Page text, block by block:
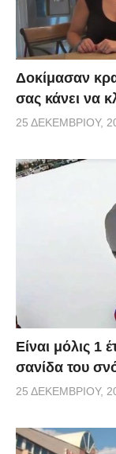
Δοκίμασαν
σας κάνει να
25 ΔΕΚΕΜΒΡΊΟΥ,
Είναι μόλις 1
σανίδα του
25 ΔΕΚΕΜΒΡΊΟΥ,